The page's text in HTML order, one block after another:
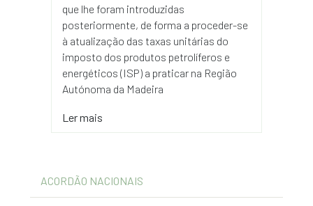
que lhe foram introduzidas
posteriormente, de forma a proceder-se
à atualização das taxas unitárias do
imposto dos produtos petrolíferos e
energéticos (ISP) a praticar na Região
Autónoma da Madeira
Ler mais
ACORDÃO NACIONAIS